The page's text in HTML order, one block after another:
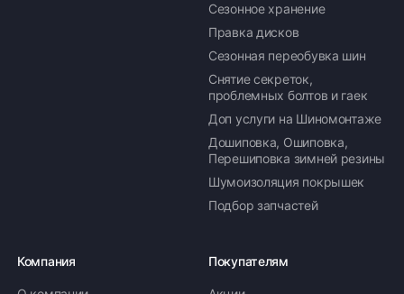
Сезонное хранение
Правка дисков
Сезонная переобувка шин
Снятие секреток,
проблемных болтов и гаек
Доп услуги на Шиномонтаже
Дошиповка, Ошиповка,
Перешиповка зимней резины
Шумоизоляция покрышек
Подбор запчастей
Компания Покупателям